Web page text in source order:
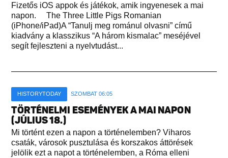
Fizetős iOS appok és játékok, amik ingyenesek a mai
napon. The Three Little Pigs Romanian
(iPhone/iPad)A “Tanulj meg románul olvasni” című
kiadvány a klasszikus “A három kismalac” meséjével
segít fejleszteni a nyelvtudást...
HISTORYTODAY SZOMBAT 06:05
TÖRTÉNELMI ESEMÉNYEK A MAI NAPON
(JÚLIUS 18.)
Mi történt ezen a napon a történelemben? Viharos
csaták, városok pusztulása és korszakos áttörések
jelölik ezt a napot a történelemben, a Róma elleni